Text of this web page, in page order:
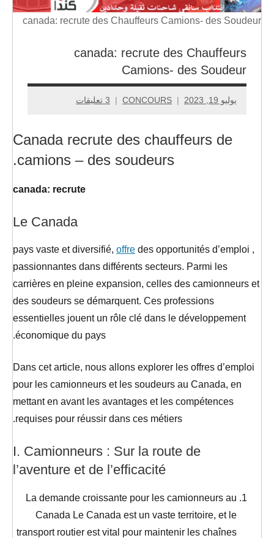
،
تكوين
canada: recrute des Chauffeurs Camions- des Soudeur
canada: recrute des Chauffeurs
Camions- des Soudeur
يوليو 19, 2023 CONCOURS 3 تعليقات
Canada recrute des chauffeurs de
camions – des soudeurs.
canada: recrute
Le Canada
, pays vaste et diversifié,
offre des opportunités d’emploi
passionnantes dans différents secteurs. Parmi les
carrières en pleine expansion, celles des camionneurs et
des soudeurs se démarquent. Ces professions
essentielles jouent un rôle clé dans le développement
économique du pays.
Dans cet article, nous allons explorer les offres d’emploi
pour les camionneurs et les soudeurs au Canada, en
mettant en avant les avantages et les compétences
requises pour réussir dans ces métiers.
I. Camionneurs : Sur la route de
l’aventure et de l’efficacité
La demande croissante pour les camionneurs au
Canada Le Canada est un vaste territoire, et le
transport routier est vital pour maintenir les chaînes